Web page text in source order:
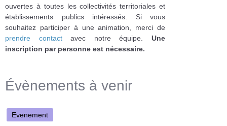
ouvertes à toutes les collectivités territoriales et
établissements publics intéressés. Si vous
souhaitez participer à une animation, merci de
prendre contactavec notre équipe.Une
inscription par personne est nécessaire.
Évènements à venir
Evenement